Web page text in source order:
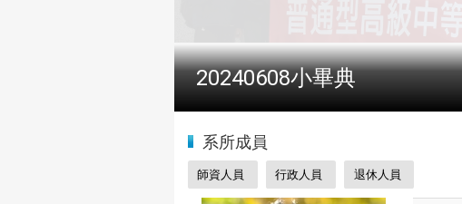
2024全國物理學科能力競賽
系所成員
師資人員 行政人員 退休人員